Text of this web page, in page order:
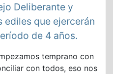
Deliberante y
ediles que ejercerán
de 4 años.
temprano con
con todos, eso nos